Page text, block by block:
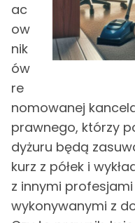
ac
ow
nik
ów
re
nomowanej
prawnego, którzy
dyżuru będą
kurz z półek i
z innymi
wykonywanymi z